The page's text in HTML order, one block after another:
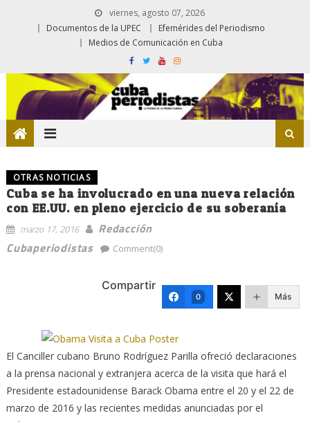
viernes, agosto 07, 2026
Documentos de la UPEC
Efemérides del Periodismo
Medios de Comunicación en Cuba
OTRAS NOTICIAS
Cuba se ha involucrado en una nueva relación
con EE.UU. en pleno ejercicio de su soberanía
marzo 17, 2016
Redacción
Cubaperiodistas
Comment(0)
Compartir
0 Más
El Canciller cubano Bruno Rodríguez Parilla ofreció declaraciones
a la prensa nacional y extranjera acerca de la visita que hará el
Presidente estadounidense Barack Obama entre el 20 y el 22 de
marzo de 2016 y las recientes medidas anunciadas por el